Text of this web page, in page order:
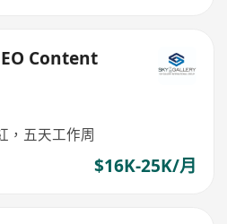
Content
，五天工作周
$16K-25K/月